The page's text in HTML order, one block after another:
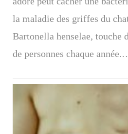
la maladie des griffes du
Bartonella henselae, touche
de personnes chaque